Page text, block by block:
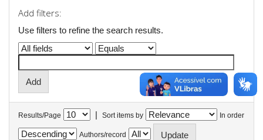
Add filters:
Use filters to refine the search results.
Results/Page | Sort items by In order
Authors/record